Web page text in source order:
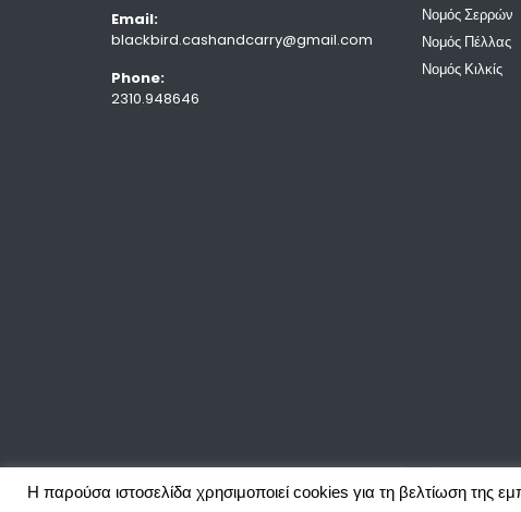
Email:
blackbird.cashandcarry@gmail.com
Phone:
2310.948646
Νομός Σερρών
Νομός Πέλλας
Νομός Κιλκίς
Η παρούσα ιστοσελίδα χρησιμοποιεί cookies για τη βελτίωση της